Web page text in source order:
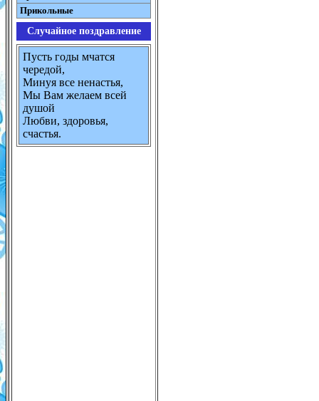
Прикольные
Случайное поздравление
Пусть годы мчатся
чередой,
Минуя все ненастья,
Мы Вам желаем всей
душой
Любви, здоровья,
счастья.